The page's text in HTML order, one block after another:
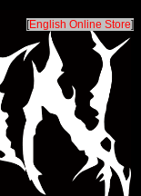
[English Online Store]